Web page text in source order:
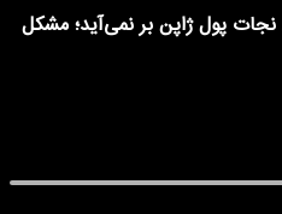
پول ژاپن بر نمی‌آید؛ مشکل